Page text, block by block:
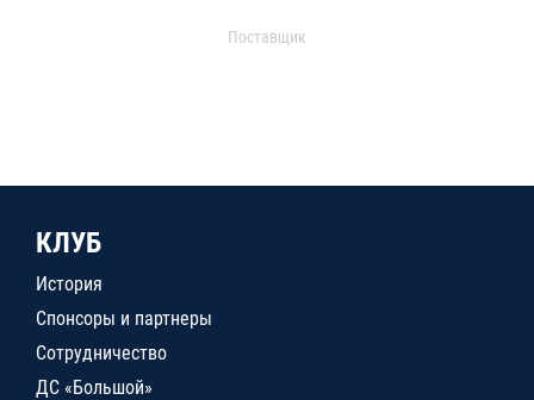
Поставщик
КЛУБ
История
Спонсоры и партнеры
Сотрудничество
ДС «Большой»